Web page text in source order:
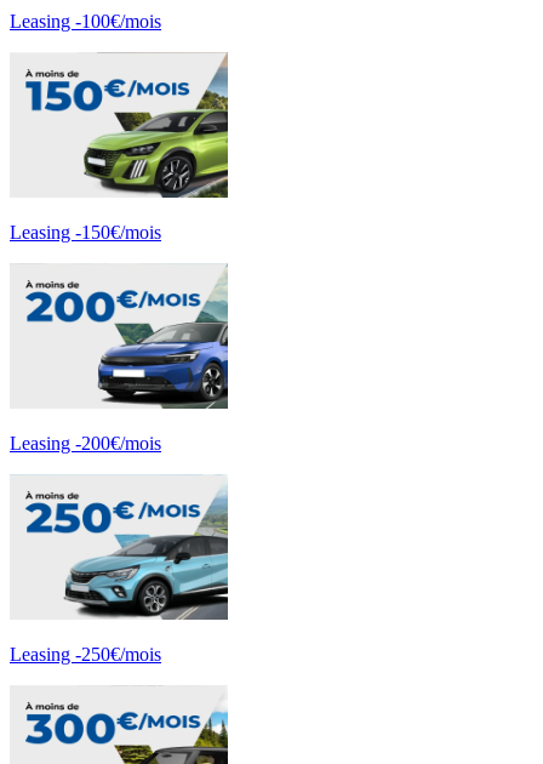
Leasing -100€/mois
Leasing -150€/mois
Leasing -200€/mois
Leasing -250€/mois